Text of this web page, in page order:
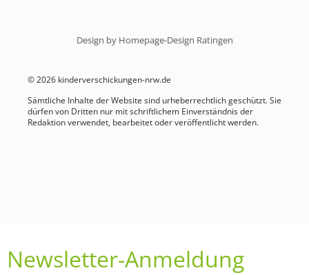
Design by Homepage-Design Ratingen
© 2026 kinderverschickungen-nrw.de
Sämtliche Inhalte der Website sind urheberrechtlich geschützt. Sie
dürfen von Dritten nur mit schriftlichem Einverständnis der
Redaktion verwendet, bearbeitet oder veröffentlicht werden.
Newsletter-Anmeldung